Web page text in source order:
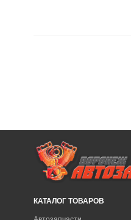
КАТАЛОГ ТОВАРОВ